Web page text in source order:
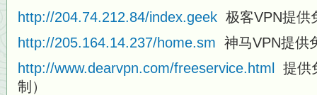
http://204.74.212.84/index.geek 极客VPN提供
http://205.164.14.237/home.sm 神马VPN提供
http://www.dearvpn.com/freeservice.html
提供
制）